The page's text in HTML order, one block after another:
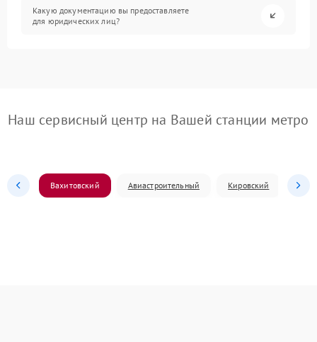
Какую документацию вы предоставляете
для юридических лиц?
Наш сервисный центр на Вашей станции метро
Вахитовский Авиастроительный Кировский